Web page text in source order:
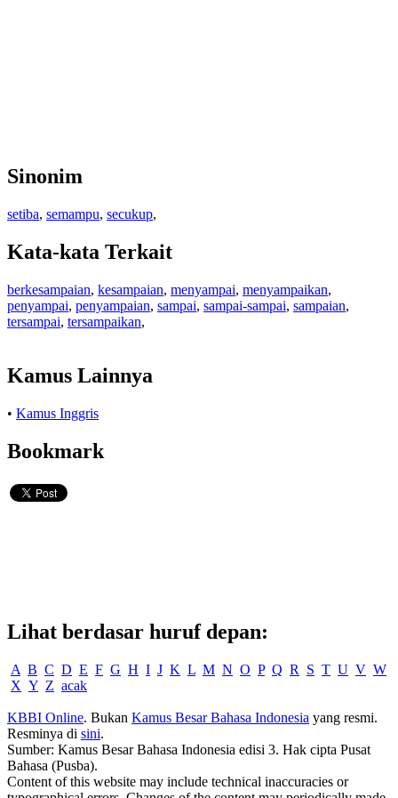
Sinonim
setiba, semampu, secukup,
Kata-kata Terkait
berkesampaian, kesampaian, menyampai, menyampaikan,
penyampai, penyampaian, sampai, sampai-sampai, sampaian,
tersampai, tersampaikan,
Kamus Lainnya
• Kamus Inggris
Bookmark
Lihat berdasar huruf depan:
A B C D E F G H I J K L M N O P Q R S T U V W
X Y Z acak
KBBI Online. Bukan Kamus Besar Bahasa Indonesia yang resmi.
Resminya di sini.
Sumber: Kamus Besar Bahasa Indonesia edisi 3. Hak cipta Pusat
Bahasa (Pusba).
Content of this website may include technical inaccuracies or